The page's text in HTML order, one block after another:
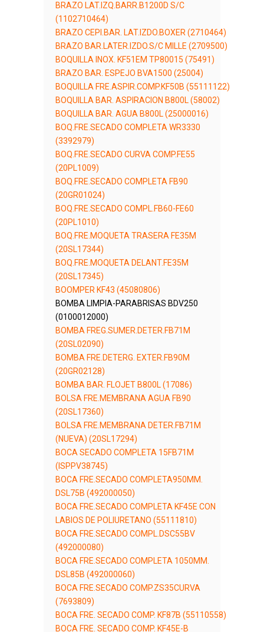
BRAZO LAT.IZQ.BARR.B1200D S/C
(1102710464)
BRAZO CEPI.BAR. LAT.IZDO.BOXER (2710464)
BRAZO BAR.LATER.IZDO.S/C MILLE (2709500)
BOQUILLA INOX. KF51EM TP80015 (75491)
BRAZO BAR. ESPEJO BVA1500 (25004)
BOQUILLA FRE.ASPIR.COMP.KF50B (55111122)
BOQUILLA BAR. ASPIRACION B800L (58002)
BOQUILLA BAR. AGUA B800L (25000016)
BOQ.FRE.SECADO COMPLETA WR3330
(3392979)
BOQ.FRE.SECADO CURVA COMP.FE55
(20PL1009)
BOQ.FRE.SECADO COMPLETA FB90
(20GR01024)
BOQ.FRE.SECADO COMPL.FB60-FE60
(20PL1010)
BOQ.FRE.MOQUETA TRASERA FE35M
(20SL17344)
BOQ.FRE.MOQUETA DELANT.FE35M
(20SL17345)
BOOMPER KF43 (45080806)
BOMBA LIMPIA-PARABRISAS BDV250
(0100012000)
BOMBA FREG.SUMER.DETER.FB71M
(20SL02090)
BOMBA FRE.DETERG. EXTER.FB90M
(20GR02128)
BOMBA BAR. FLOJET B800L (17086)
BOLSA FRE.MEMBRANA AGUA FB90
(20SL17360)
BOLSA FRE.MEMBRANA DETER.FB71M
(NUEVA) (20SL17294)
BOCA SECADO COMPLETA 15FB71M
(ISPPV38745)
BOCA FRE.SECADO COMPLETA950MM.
DSL75B (492000050)
BOCA FRE.SECADO COMPLETA KF45E CON
LABIOS DE POLIURETANO (55111810)
BOCA FRE.SECADO COMPL.DSC55BV
(492000080)
BOCA FRE.SECADO COMPLETA 1050MM.
DSL85B (492000060)
BOCA FRE.SECADO COMP.ZS35CURVA
(7693809)
BOCA FRE. SECADO COMP. KF87B (55110558)
BOCA FRE. SECADO COMP. KF45E-B